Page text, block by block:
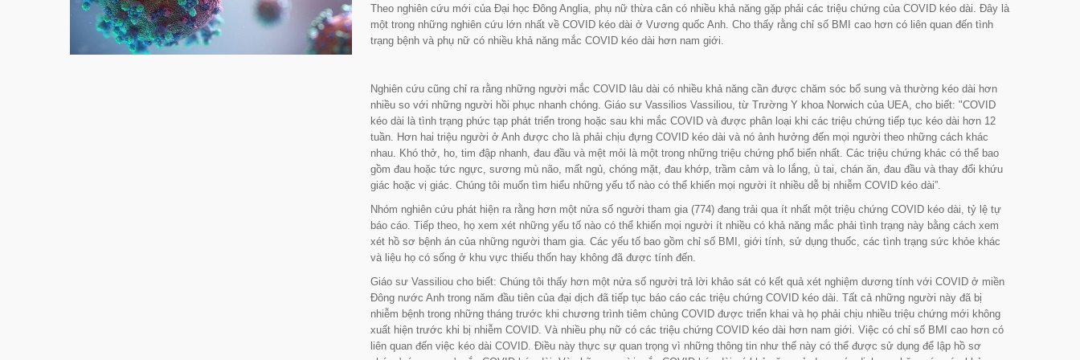
Theo nghiên cứu mới của Đại học Đông Anglia, phụ nữ thừa cân có nhiều khả năng gặp phải các triệu chứng của COVID kéo dài. Đây là
một trong những nghiên cứu lớn nhất về COVID kéo dài ở Vương quốc Anh. Cho thấy rằng chỉ số BMI cao hơn có liên quan đến tình
trạng bệnh và phụ nữ có nhiều khả năng mắc COVID kéo dài hơn nam giới.
Nghiên cứu cũng chỉ ra rằng những người mắc COVID lâu dài có nhiều khả năng cần được chăm sóc bổ sung và thường kéo dài hơn
nhiều so với những người hồi phục nhanh chóng. Giáo sư Vassilios Vassiliou, từ Trường Y khoa Norwich của UEA, cho biết:"COVID
kéo dài là tình trạng phức tạp phát triển trong hoặc sau khi mắc COVID và được phân loại khi các triệu chứng tiếp tục kéo dài hơn 12
tuần. Hơn hai triệu người ở Anh được cho là phải chịu đựng COVID kéo dài và nó ảnh hưởng đến mọi người theo những cách khác
nhau. Khó thở, ho, tim đập nhanh, đau đầu và mệt mỏi là một trong những triệu chứng phổ biến nhất. Các triệu chứng khác có thể bao
gồm đau hoặc tức ngực, sương mù não, mất ngủ, chóng mặt, đau khớp, trầm cảm và lo lắng, ù tai, chán ăn, đau đầu và thay đổi khứu
giác hoặc vị giác. Chúng tôi muốn tìm hiểu những yếu tố nào có thể khiến mọi người ít nhiều dễ bị nhiễm COVID kéo dài”.
Nhóm nghiên cứu phát hiện ra rằng hơn một nửa số người tham gia (774) đang trải qua ít nhất một triệu chứng COVID kéo dài, tỷ lệ tự
báo cáo. Tiếp theo, họ xem xét những yếu tố nào có thể khiến mọi người ít nhiều có khả năng mắc phải tình trạng này bằng cách xem
xét hồ sơ bệnh án của những người tham gia. Các yếu tố bao gồm chỉ số BMI, giới tính, sử dụng thuốc, các tình trạng sức khỏe khác
và liệu họ có sống ở khu vực thiếu thốn hay không đã được tính đến.
Giáo sư Vassiliou cho biết: Chúng tôi thấy hơn một nửa số người trả lời khảo sát có kết quả xét nghiệm dương tính với COVID ở miền
Đông nước Anh trong năm đầu tiên của đại dịch đã tiếp tục báo cáo các triệu chứng COVID kéo dài. Tất cả những người này đã bị
nhiễm bệnh trong những tháng trước khi chương trình tiêm chủng COVID được triển khai và họ phải chịu nhiều triệu chứng mới không
xuất hiện trước khi bị nhiễm COVID. Và nhiều phụ nữ có các triệu chứng COVID kéo dài hơn nam giới. Việc có chỉ số BMI cao hơn có
liên quan đến việc kéo dài COVID. Điều này thực sự quan trọng vì những thông tin như thế này có thể được sử dụng để lập hồ sơ